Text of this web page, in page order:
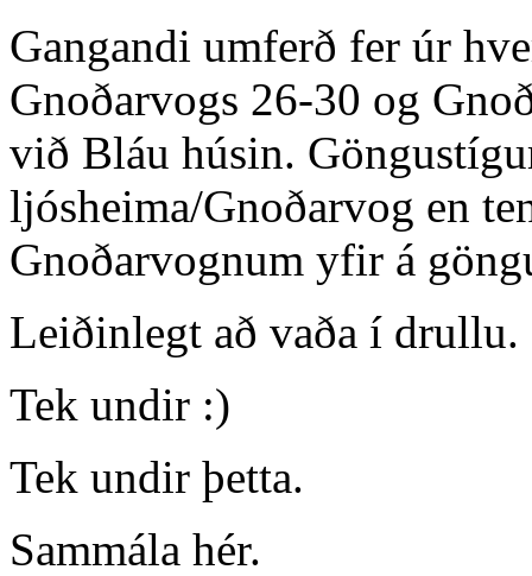
Gangandi umferð fer úr
Gnoðarvogs 26-30 og
við Bláu húsin.
ljósheima/Gnoðarvog en
Gnoðarvognum yfir á
Leiðinlegt að vaða í drullu.
Tek undir :)
Tek undir þetta.
Sammála hér.